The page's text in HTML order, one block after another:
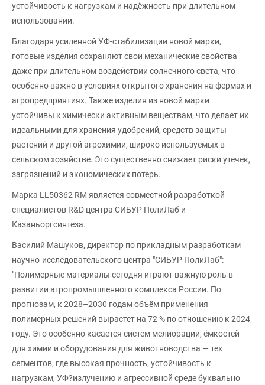
устойчивость к нагрузкам и надёжность при длительном
использовании.
Благодаря усиленной УФ-стабилизации новой марки,
готовые изделия сохраняют свои механические свойства
даже при длительном воздействии солнечного света, что
особенно важно в условиях открытого хранения на фермах и
агропредприятиях. Также изделия из новой марки
устойчивы к химически активным веществам, что делает их
идеальными для хранения удобрений, средств защиты
растений и другой агрохимии, широко используемых в
сельском хозяйстве. Это существенно снижает риски утечек,
загрязнений и экономических потерь.
Марка LL50362 RM является совместной разработкой
специалистов R&D центра СИБУР ПолиЛаб и
Казаньоргсинтеза.
Василий Машуков, директор по прикладным разработкам
научно-исследовательского центра "СИБУР ПолиЛаб":
"Полимерные материалы сегодня играют важную роль в
развитии агропромышленного комплекса России. По
прогнозам, к 2028–2030 годам объём применения
полимерных решений вырастет на 72 % по отношению к 2024
году. Это особенно касается систем мелиорации, ёмкостей
для химии и оборудования для животноводства — тех
сегментов, где высокая прочность, устойчивость к
нагрузкам, УФ?излучению и агрессивной среде буквально